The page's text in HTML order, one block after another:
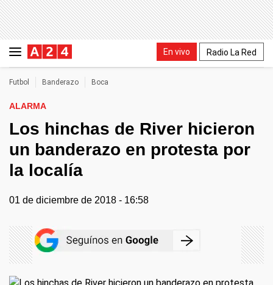
En vivo Radio La Red
Futbol Banderazo Boca
ALARMA
Los hinchas de River hicieron
un banderazo en protesta por
la localía
01 de diciembre de 2018 - 16:58